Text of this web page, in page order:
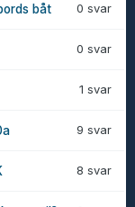
0 svar
båt
0 svar
1 svar
9 svar
8 svar